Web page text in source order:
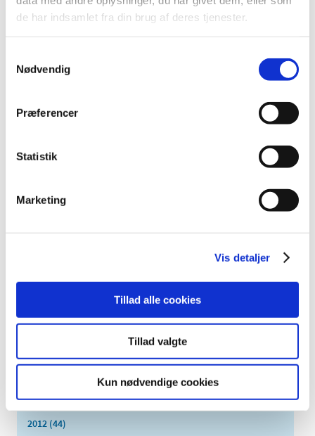
de har indsamlet fra din brug af deres tjenester.
Nødvendig
Præferencer
Statistik
Marketing
Vis detaljer
Tillad alle cookies
Tillad valgte
Kun nødvendige cookies
|12. marts 2010|
En lang række lægemiddelvirksomheder har den 8. marts
2023 (18)
2019 (41)
2017 (36)
2015 (31)
2013 (45)
2012 (44)